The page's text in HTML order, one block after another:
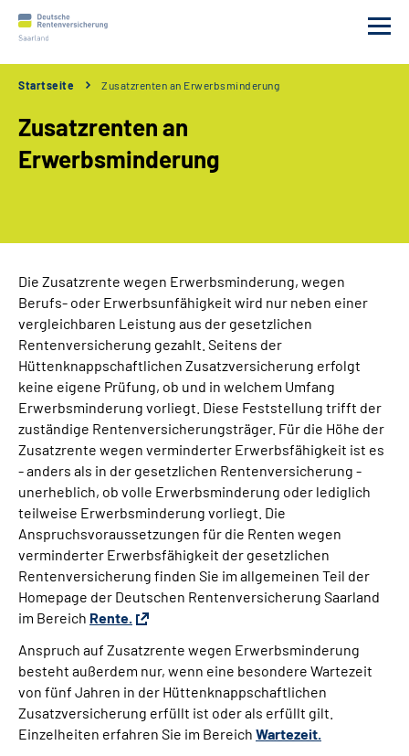
Versicherung
Anträge
Online Service
Leichte Sprache
Gebärdensprache
Startseite Zusatzrenten an Erwerbsminderung
Zusatzrenten an
Erwerbsminderung
Die Zusatzrente wegen Erwerbsminderung, wegen
Berufs- oder Erwerbsunfähigkeit wird nur neben einer
vergleichbaren Leistung aus der gesetzlichen
Rentenversicherung gezahlt. Seitens der
Hüttenknappschaftlichen Zusatzversicherung erfolgt
keine eigene Prüfung, ob und in welchem Umfang
Erwerbsminderung vorliegt. Diese Feststellung trifft der
zuständige Rentenversicherungsträger. Für die Höhe der
Zusatzrente wegen verminderter Erwerbsfähigkeit ist es
- anders als in der gesetzlichen Rentenversicherung -
unerheblich, ob volle Erwerbsminderung oder lediglich
teilweise Erwerbsminderung vorliegt. Die
Anspruchsvoraussetzungen für die Renten wegen
verminderter Erwerbsfähigkeit der gesetzlichen
Rentenversicherung finden Sie im allgemeinen Teil der
Homepage der Deutschen Rentenversicherung Saarland
im Bereich Rente.
Anspruch auf Zusatzrente wegen Erwerbsminderung
besteht außerdem nur, wenn eine besondere Wartezeit
von fünf Jahren in der Hüttenknappschaftlichen
Zusatzversicherung erfüllt ist oder als erfüllt gilt.
Einzelheiten erfahren Sie im Bereich Wartezeit.